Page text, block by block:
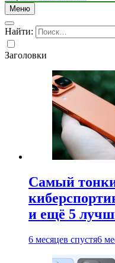
Меню
Найти:
Заголовки
Самый
и ещё 5
6 месяцев спустя6